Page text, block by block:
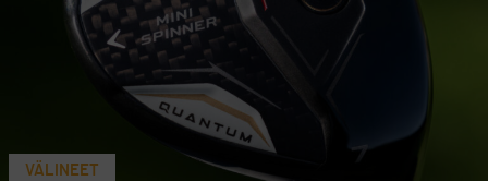
VÄLINEET